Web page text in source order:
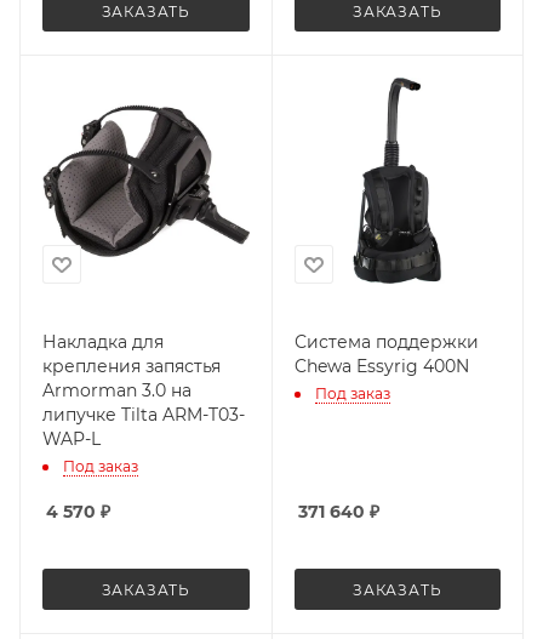
ЗАКАЗАТЬ ЗАКАЗАТЬ
Накладка для
крепления запястья
Armorman 3.0 на
липучке Tilta ARM-T03-
WAP-L
Под заказ
4 570 ₽
ЗАКАЗАТЬ
Система поддержки
Chewa Essyrig 400N
Под заказ
371 640 ₽
ЗАКАЗАТЬ